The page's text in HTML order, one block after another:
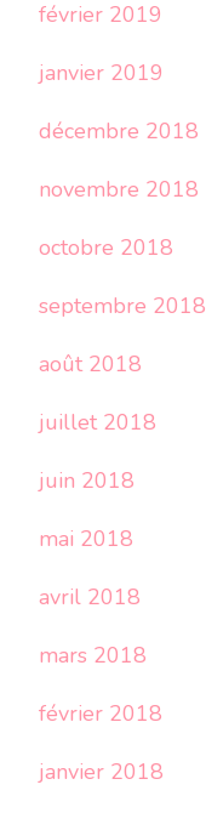
février 2019
janvier 2019
décembre 2018
novembre 2018
octobre 2018
septembre 2018
août 2018
juillet 2018
juin 2018
mai 2018
avril 2018
mars 2018
février 2018
janvier 2018